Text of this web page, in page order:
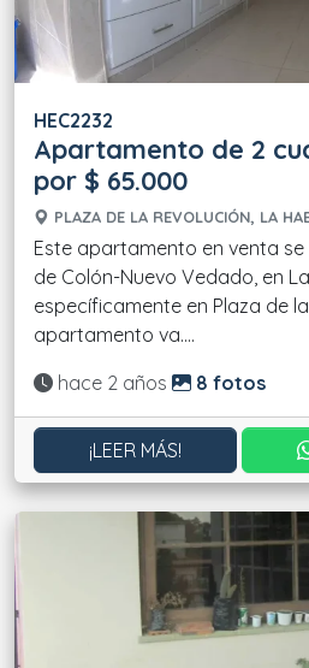
HEC2232
Apartamento de 2
por $ 65.000
PLAZA DE LA REVOLUCIÓN, LA
Este apartamento en venta
de Colón-Nuevo Vedado, en
específicamente en Plaza de
apartamento va....
Actualizado:
hace 2 años 8 fotos
¡LEER MÁS!